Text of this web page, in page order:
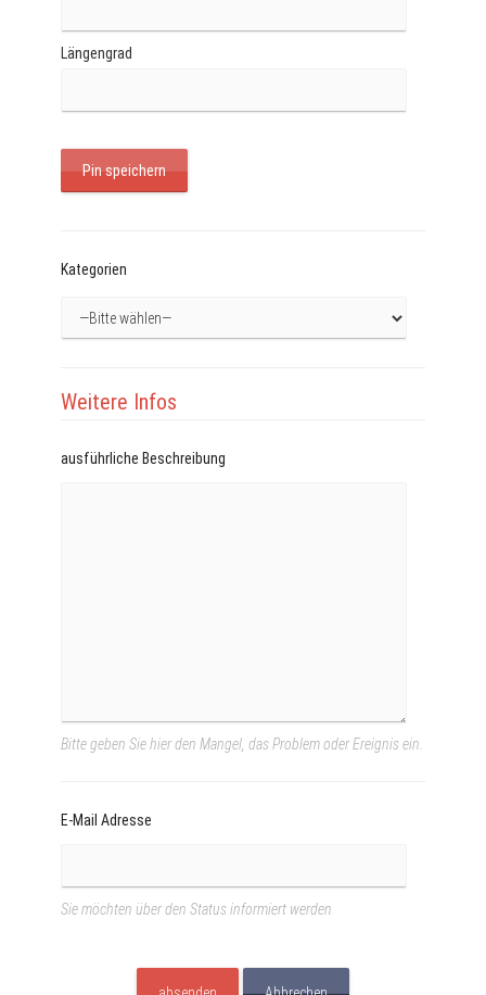
Längengrad
Kategorien
Weitere Infos
ausführliche Beschreibung
Bitte geben Sie hier den Mangel, das Problem oder Ereignis ein.
E-Mail Adresse
Sie möchten über den Status informiert werden